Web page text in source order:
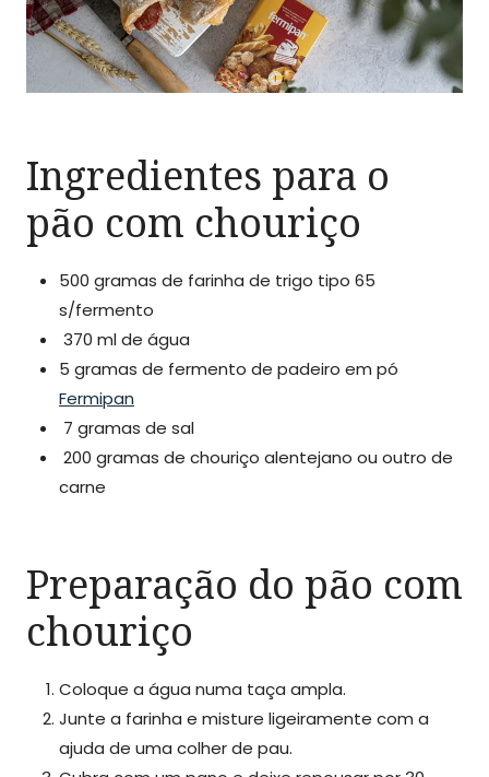
Ingredientes para o
pão com chouriço
500 gramas de farinha de trigo tipo 65
s/fermento
370 ml de água
5 gramas de fermento de padeiro em pó
Fermipan
7 gramas de sal
200 gramas de chouriço alentejano ou outro de
carne
Preparação do pão com
chouriço
Coloque a água numa taça ampla.
Junte a farinha e misture ligeiramente com a
ajuda de uma colher de pau.